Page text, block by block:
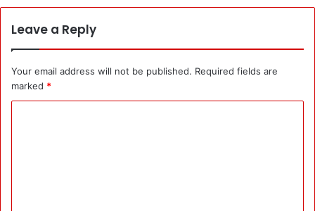
Leave a Reply
Your email address will not be published. Required fields are
marked *